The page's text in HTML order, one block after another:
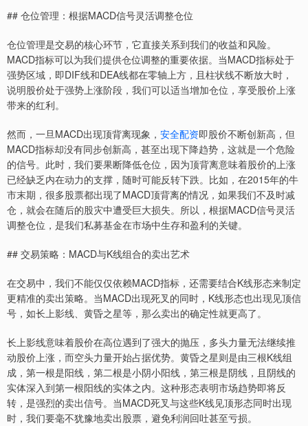
## 仓位管理：根据MACD信号灵活调整仓位
仓位管理是交易的核心环节，它直接关系到我们的收益和风险。
MACD指标可以为我们提供仓位调整的重要依据。当MACD指标处于
强势区域，即DIF线和DEA线都在零轴上方，且柱状线不断放大时，
说明股价处于强势上涨阶段，我们可以适当增加仓位，享受股价上涨
带来的红利。
然而，一旦MACD出现顶背离现象， 安全配资即股价不断创新高，但
MACD指标却没有同步创新高，甚至出现下降趋势，这就是一个危险
的信号。此时，我们要果断降低仓位，因为顶背离意味着股价的上涨
已经缺乏内在动力的支撑，随时可能反转下跌。比如，在2015年的牛
市末期，很多股票都出现了MACD顶背离的情况，如果我们不及时减
仓，就会在随后的股灾中遭受巨大损失。所以，根据MACD信号灵活
调整仓位，是我们私募基金在市场中生存和盈利的关键。
## 交易策略：MACD与K线组合的卖出艺术
在交易中，我们不能仅仅依赖MACD指标，还需要结合K线形态来制定
更精准的卖出策略。当MACD出现死叉的同时，K线形态也出现见顶信
号，如长上影线、黄昏之星等，那么卖出的确定性就更高了。
长上影线意味着股价在高位遇到了强大的抛压，多头力量无法继续推
动股价上涨，而空头力量开始占据优势。黄昏之星则是由三根K线组
成，第一根是阳线，第二根是小阴小阳线，第三根是阴线，且阴线的
实体深入到第一根阳线的实体之内。这种形态表明市场趋势即将反
转，是强烈的卖出信号。当MACD死叉与这些K线见顶形态同时出现
时，我们要毫不犹豫地卖出股票，避免利润回吐甚至亏损。